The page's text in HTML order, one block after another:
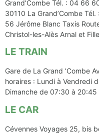
Grand’Combe Tél. : 04 66
30110 La Grand’Combe
56 Jérôme Blanc Taxis
Christol-les-Alès Arnal et
LE TRAIN
Gare de La Grand ’Combe
horaires : Lundi à Vendredi
Dimanche de 07:30 à
LE CAR
Cévennes Voyages 25, bis